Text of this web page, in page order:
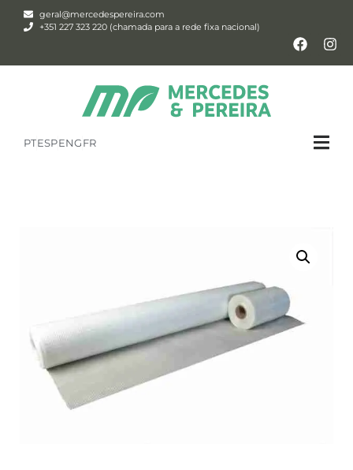
geral@mercedespereira.com
+351 227 323 220 (chamada para a rede fixa nacional)
PTESPENGFR